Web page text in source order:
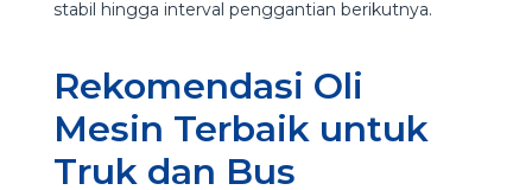
stabil hingga interval penggantian berikutnya.
Rekomendasi Oli
Mesin Terbaik untuk
Truk dan Bus